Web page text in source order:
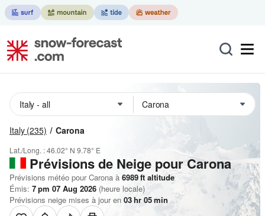
Italy (235) Carona
Lat./Long. :46.02° N 9.78° E
Prévisions de Neige pour Carona
Prévisions météo pour Carona à 6989ft altitude
Émis: 7 pm 07 Aug 2026 (heure locale)
Prévisions neige mises à jour en 03hr 05min